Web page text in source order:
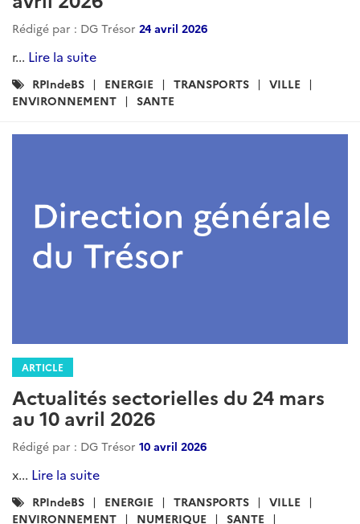
Rédigé par : DG Trésor 24 avril 2026
r... Lire la suite
Catégories
:
RPIndeBS ENERGIE TRANSPORTS
VILLE
ENVIRONNEMENT
SANTE
ARTICLE
Actualités sectorielles du 24 mars
au 10 avril 2026
Rédigé par : DG Trésor 10 avril 2026
x... Lire la suite
Catégories
:
RPIndeBS ENERGIE TRANSPORTS
VILLE
ENVIRONNEMENT
NUMERIQUE SANTE